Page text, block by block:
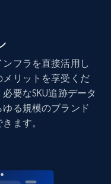
by
number,
フラを直接活用し
リットを享受くだ
要なSKU追跡データ
る規模のブランド
ます。